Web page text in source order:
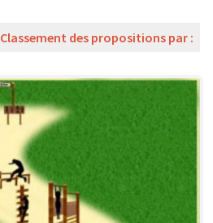
Classement des propositions par :